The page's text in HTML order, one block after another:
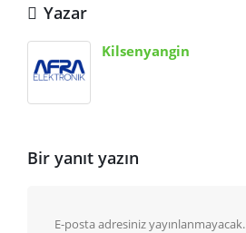
Yazar
Kilsenyangin
Bir yanıt yazın
E-posta adresiniz yayınlanmayacak.